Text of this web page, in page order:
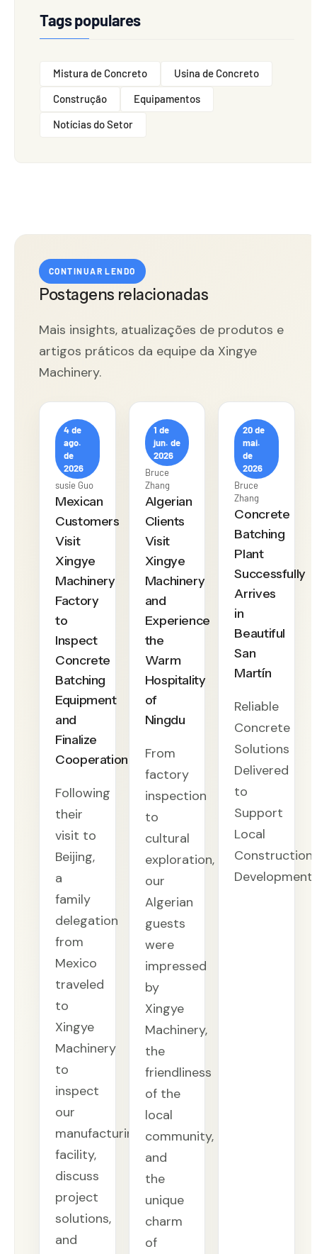
Tags populares
Mistura de Concreto
Usina de Concreto
Construção
Equipamentos
Notícias do Setor
CONTINUAR LENDO
Postagens relacionadas
Mais insights, atualizações de produtos e
artigos práticos da equipe da Xingye
Machinery.
4 de
ago.
de
2026
susie Guo
Mexican
Customers
Visit
Xingye
Machinery
Factory
to
Inspect
Concrete
Batching
Equipment
and
Finalize
Cooperation
Following
their
visit to
Beijing,
a
family
delegation
from
Mexico
traveled
to
Xingye
Machinery
to
inspect
our
manufacturing
facility,
discuss
project
solutions,
and
1 de
jun. de
2026
Bruce
Zhang
Algerian
Clients
Visit
Xingye
Machinery
and
Experience
the
Warm
Hospitality
of
Ningdu
From
factory
inspection
to
cultural
exploration,
our
Algerian
guests
were
impressed
by
Xingye
Machinery,
the
friendliness
of the
local
community,
and
the
unique
charm
of
20 de
mai.
de
2026
Bruce
Zhang
Concrete
Batching
Plant
Successfully
Arrives
in
Beautiful
San
Martín
Reliable
Concrete
Solutions
Delivered
to
Support
Local
Construction
Development